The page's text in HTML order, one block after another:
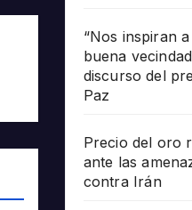
“Nos inspiran
buena
discurso del
Paz
Precio del oro
ante las
contra Irán